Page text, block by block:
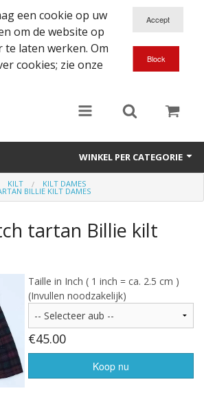
een cookie op uw
om de website op
laten werken. Om
cookies; zie onze
WINKEL PER CATEGORIE
KILT KILT DAMES
BILLIE KILT DAMES
tartan Billie kilt
Taille in Inch ( 1 inch = ca. 2.5 cm )
(Invullen noodzakelijk)
€45.00
Koop nu